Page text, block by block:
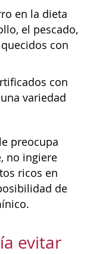
en la dieta
el pescado,
con
con
variedad
preocupa
no ingiere
ricos en
de
evitar